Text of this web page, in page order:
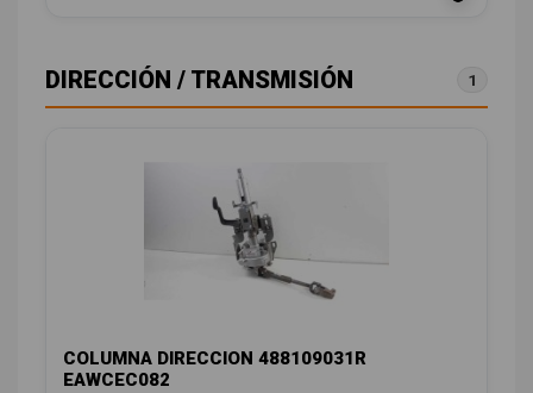
DIRECCIÓN / TRANSMISIÓN 1
COLUMNA DIRECCION 488109031R
EAWCEC082